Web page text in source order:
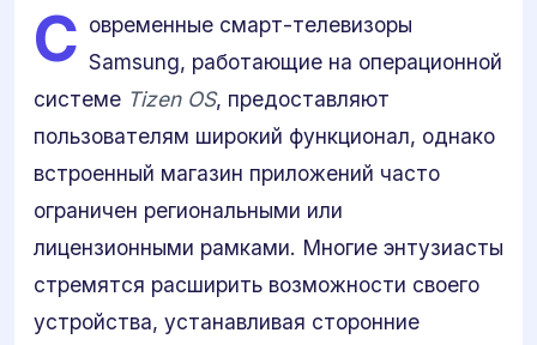
С овременные смарт-телевизоры
Samsung, работающие на операционной
системе Tizen OS, предоставляют
пользователям широкий функционал, однако
встроенный магазин приложений часто
ограничен региональными или
лицензионными рамками. Многие энтузиасты
стремятся расширить возможности своего
устройства, устанавливая сторонние